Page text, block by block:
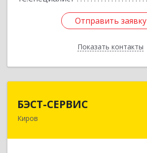
Отправить заявку
Показать контакты
Отправить заявку
Назад
БЭСТ-СЕРВИС
Киров